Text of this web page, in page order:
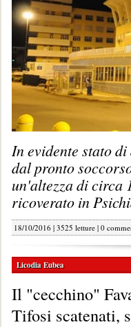
In evidente stato
dal pronto
un'altezza di circa
ricoverato in
18/10/2016 | 3525 letture | 0
Licodia Eubea
Il "cecchino"
Tifosi scatenati,